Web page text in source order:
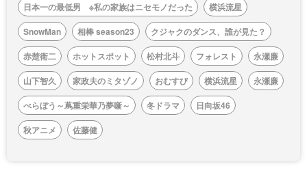
日本一の最低男 ※私の家族はニセモノだった
横浜流星
SnowMan
相棒 season23
クジャクのダンス、誰が見た？
赤楚衛二
ホットスポット 松村北斗 フォレスト
永瀬廉
山下智久
家政夫のミタゾノ おむすび 横浜流星
永瀬廉
べらぼう～蔦重栄華乃夢噺～
冬ドラマ
日向坂46
秋アニメ
佐藤健